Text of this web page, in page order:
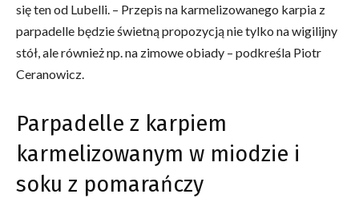
się ten od Lubelli. – Przepis na karmelizowanego karpia z
parpadelle będzie świetną propozycją nie tylko na wigilijny
stół, ale również np. na zimowe obiady – podkreśla Piotr
Ceranowicz.
Parpadelle z karpiem
karmelizowanym w miodzie i
soku z pomarańczy